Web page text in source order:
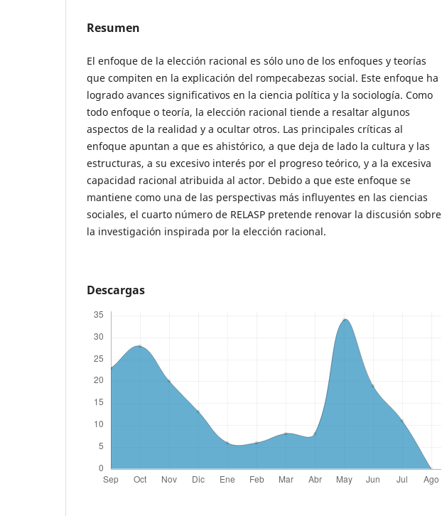
Resumen
El enfoque de la elección racional es sólo uno de los enfoques y teorías
que compiten en la explicación del rompecabezas social. Este enfoque ha
logrado avances significativos en la ciencia política y la sociología. Como
todo enfoque o teoría, la elección racional tiende a resaltar algunos
aspectos de la realidad y a ocultar otros. Las principales críticas al
enfoque apuntan a que es ahistórico, a que deja de lado la cultura y las
estructuras, a su excesivo interés por el progreso teórico, y a la excesiva
capacidad racional atribuida al actor. Debido a que este enfoque se
mantiene como una de las perspectivas más influyentes en las ciencias
sociales, el cuarto número de RELASP pretende renovar la discusión sobre
la investigación inspirada por la elección racional.
Descargas